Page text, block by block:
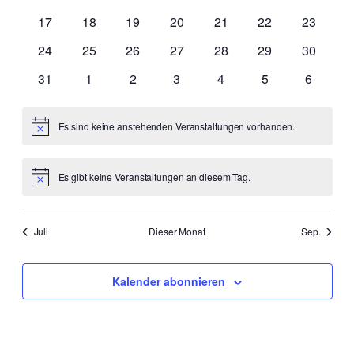
0
17
0
18
0
19
0
20
0
21
0
22
0
23
0
24
0
25
0
26
0
27
0
28
0
29
0
30
0
31
0
1
0
2
0
3
0
4
0
5
0
6
HinweisEs sind keine anstehenden Veranstaltungen vorhanden.
HinweisEs gibt keine Veranstaltungen an diesem Tag.
Juli Dieser Monat Sep.
Kalender abonnieren